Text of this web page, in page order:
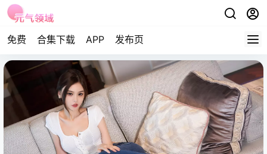
免费 合集下载 APP 发布页